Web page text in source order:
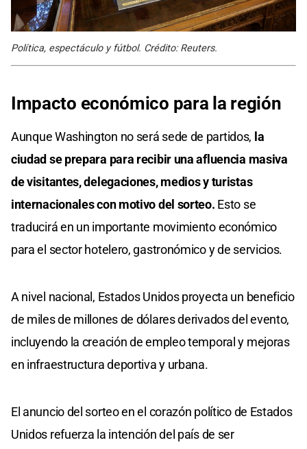
Política, espectáculo y fútbol. Crédito: Reuters.
Impacto económico para la región
Aunque Washington no será sede de partidos, la
ciudad se prepara para recibir una afluencia masiva
de visitantes, delegaciones, medios y turistas
internacionales con motivo del sorteo. Esto se
traducirá en un importante movimiento económico
para el sector hotelero, gastronómico y de servicios.
A nivel nacional, Estados Unidos proyecta un beneficio
de miles de millones de dólares derivados del evento,
incluyendo la creación de empleo temporal y mejoras
en infraestructura deportiva y urbana.
El anuncio del sorteo en el corazón político de Estados
Unidos refuerza la intención del país de ser